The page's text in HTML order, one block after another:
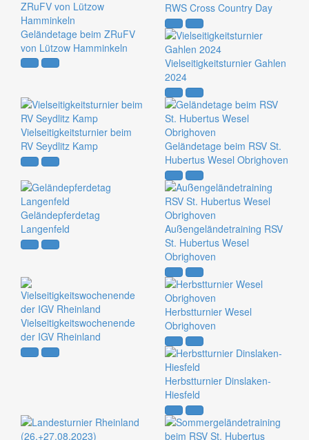
Geländetage beim ZRuFV
von Lützow Hamminkeln
RWS Cross Country Day
Vielseitigkeitsturnier Gahlen
2024
Vielseitigkeitsturnier beim
RV Seydlitz Kamp
Geländetage beim RSV St.
Hubertus Wesel Obrighoven
Geländepferdetag
Langenfeld
Außengeländetraining RSV
St. Hubertus Wesel
Obrighoven
Vielseitigkeitswochenende
der IGV Rheinland
Herbstturnier Wesel
Obrighoven
Herbstturnier Dinslaken-
Hiesfeld